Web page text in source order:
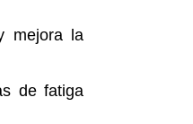
mejora la
de fatiga